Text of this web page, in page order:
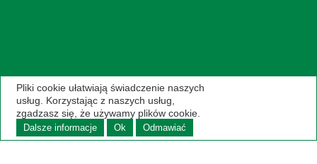
Pliki cookie ułatwiają świadczenie naszych
usług. Korzystając z naszych usług,
zgadzasz się, że używamy plików cookie.
Dalsze informacje Ok Odmawiać